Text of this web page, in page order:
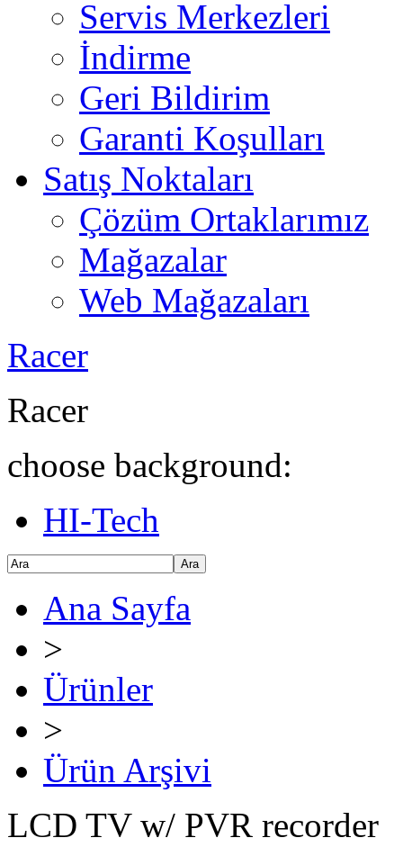
Servis Merkezleri
İndirme
Geri Bildirim
Garanti Koşulları
Satış Noktaları
Çözüm Ortaklarımız
Mağazalar
Web Mağazaları
Racer
Racer
choose background:
HI-Tech
Ara
Ana Sayfa
>
Ürünler
>
Ürün Arşivi
LCD TV w/ PVR recorder